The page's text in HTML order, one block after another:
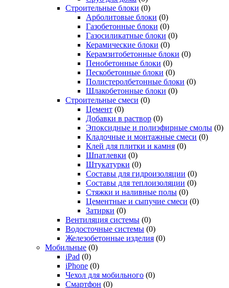
Строительные блоки (0)
Арболитовые блоки (0)
Газобетонные блоки (0)
Газосиликатные блоки (0)
Керамические блоки (0)
Керамзитобетонные блоки (0)
Пенобетонные блоки (0)
Пескобетонные блоки (0)
Полистеролбетонные блоки (0)
Шлакобетонные блоки (0)
Строительные смеси (0)
Цемент (0)
Добавки в раствор (0)
Эпоксидные и полиэфирные смолы (0)
Кладочные и монтажные смеси (0)
Клей для плитки и камня (0)
Шпатлевки (0)
Штукатурки (0)
Составы для гидроизоляции (0)
Составы для теплоизоляции (0)
Стяжки и наливные полы (0)
Цементные и сыпучие смеси (0)
Затирки (0)
Вентиляция системы (0)
Водосточные системы (0)
Железобетонные изделия (0)
Мобильные (0)
iPad (0)
iPhone (0)
Чехол для мобильного (0)
Смартфон (0)